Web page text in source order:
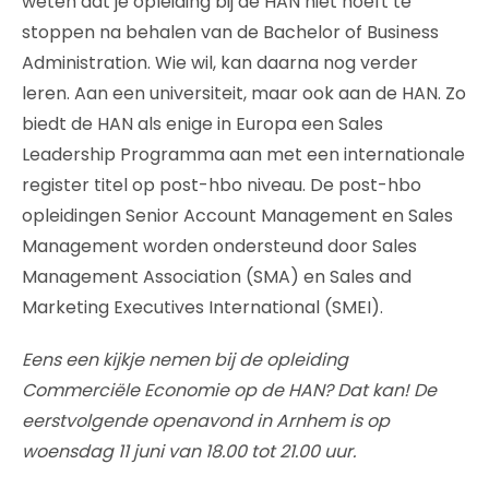
stoppen na behalen van de Bachelor of Business
Administration. Wie wil, kan daarna nog verder
leren. Aan een universiteit, maar ook aan de HAN. Zo
biedt de HAN als enige in Europa een Sales
Leadership Programma aan met een internationale
register titel op post-hbo niveau. De post-hbo
opleidingen Senior Account Management en Sales
Management worden ondersteund door Sales
Management Association (SMA) en Sales and
Marketing Executives International (SMEI).
Eens een kijkje nemen bij de opleiding
Commerciële Economie op de HAN? Dat kan! De
eerstvolgende openavond in Arnhem is op
woensdag 11 juni van 18.00 tot 21.00 uur.